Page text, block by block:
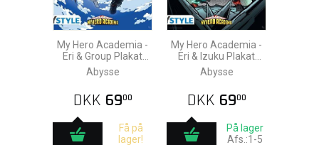
My Hero Academia -
Eri & Group Plakat
91,5x61cm
Abysse
DKK 6900
Få på
lager!
My Hero Academia -
Eri & Izuku Plakat
91,5x61cm
Abysse
DKK 6900
På lager
Afs.:1-5